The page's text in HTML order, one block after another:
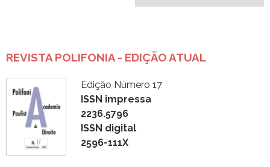
REVISTA POLIFONIA - EDIÇÃO ATUAL
Edição Número 17
ISSN impressa
2236.5796
ISSN digital
2596-111X